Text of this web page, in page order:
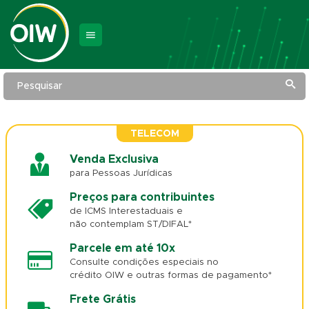
Pesquisar
TELECOM
Venda Exclusiva
para Pessoas Jurídicas
Preços para contribuintes
de ICMS Interestaduais e
não contemplam ST/DIFAL*
Parcele em até 10x
Consulte condições especiais no
crédito OIW e outras formas de pagamento*
Frete Grátis